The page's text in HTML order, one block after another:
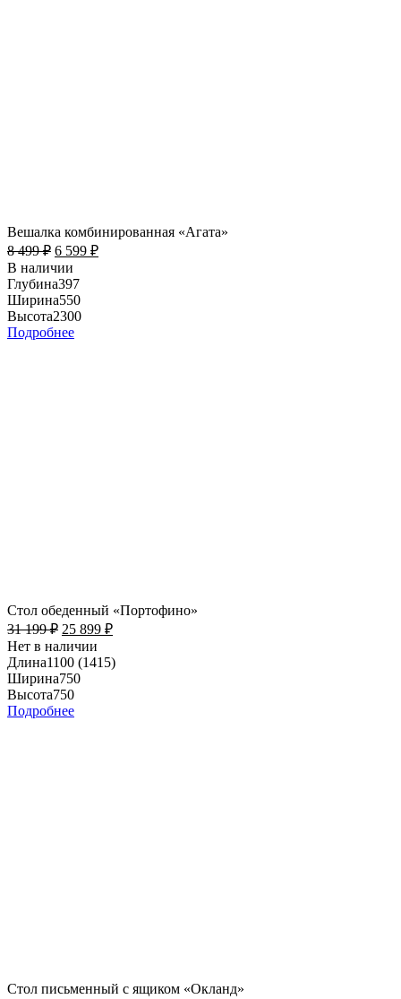
Вешалка комбинированная «Агата»
8 499₽ 6 599 ₽
В наличии
Глубина397
Ширина550
Высота2300
Подробнее
Стол обеденный «Портофино»
31 199₽ 25 899 ₽
Нет в наличии
Длина1100 (1415)
Ширина750
Высота750
Подробнее
Стол письменный с ящиком «Окланд»